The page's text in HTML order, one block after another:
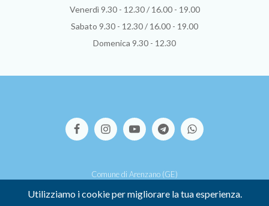
Venerdì 9.30 - 12.30 / 16.00 - 19.00
Sabato 9.30 - 12.30 / 16.00 - 19.00
Domenica 9.30 - 12.30
Comune di Arenzano (GE)
P.I. 00449500107 - Credits
Utilizziamo i cookie per migliorare la tua esperienza.